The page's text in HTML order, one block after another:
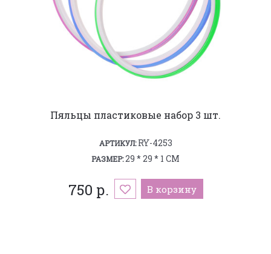
Пяльцы пластиковые набор 3 шт.
АРТИКУЛ:RY-4253
РАЗМЕР:29 * 29 * 1 СМ
750 р. В корзину